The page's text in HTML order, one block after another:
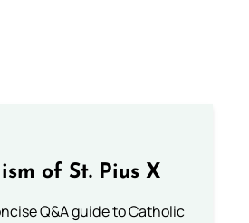
of St. Pius X
Q&A guide to Catholic